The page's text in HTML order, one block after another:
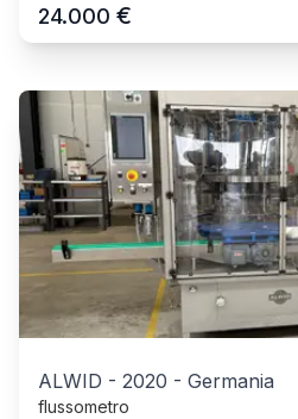
24.000 €
ALWID - 2020 - Germania
flussometro